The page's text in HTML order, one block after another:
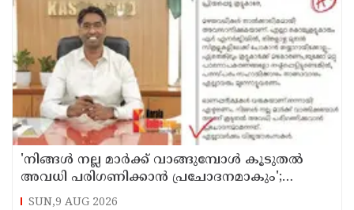
'നിങ്ങള്‍ നല്ല മാര്‍ക്ക് വാങ്ങുമ്പോള്‍ കൂടുതല്‍
അവധി പരിഗണിക്കാന്‍ പ്രചോദനമാകും';
കാസര്‍കോട് കളക്ടറുടെ പോസ്റ്റ് വൈറല്‍
SUN,9 AUG 2026